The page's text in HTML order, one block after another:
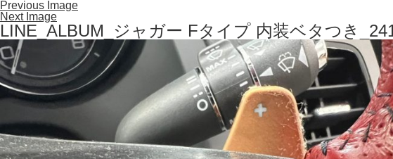
Previous Image
Next Image
LINE_ALBUM_ジャガー Fタイプ 内装ベタつき